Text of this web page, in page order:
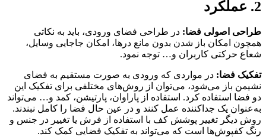
2. عملکرد
طراحی اصولی فضا: در طراحی فضای ورودی، باید به نکاتی
همچون امکان باز شدن بدون مانع درها، امکان جاجایی وسایل،
شعاع حرکتی کاربران و… توجه نمود.
تفکیک فضا: در مواردی که ورودی به صورت مستقیم به فضای
نشیمن باز می‌شود، می‌توان از روش‌های مختلفی برای تفکیک این
دو فضا استفاده کرد. استفاده از پاراوان، پارتیشن، کمد و… می‌تواند
به‌عنوان یک جداکننده عمل کنند و در عین حال فضا را کامل نبندند.
روش دیگر تغییر پوشش کف با استفاده از فرش یا تغییر در جنس و
رنگ کفپوش‌ها است که می‌تواند به تفکیک فضایی کمک کند.